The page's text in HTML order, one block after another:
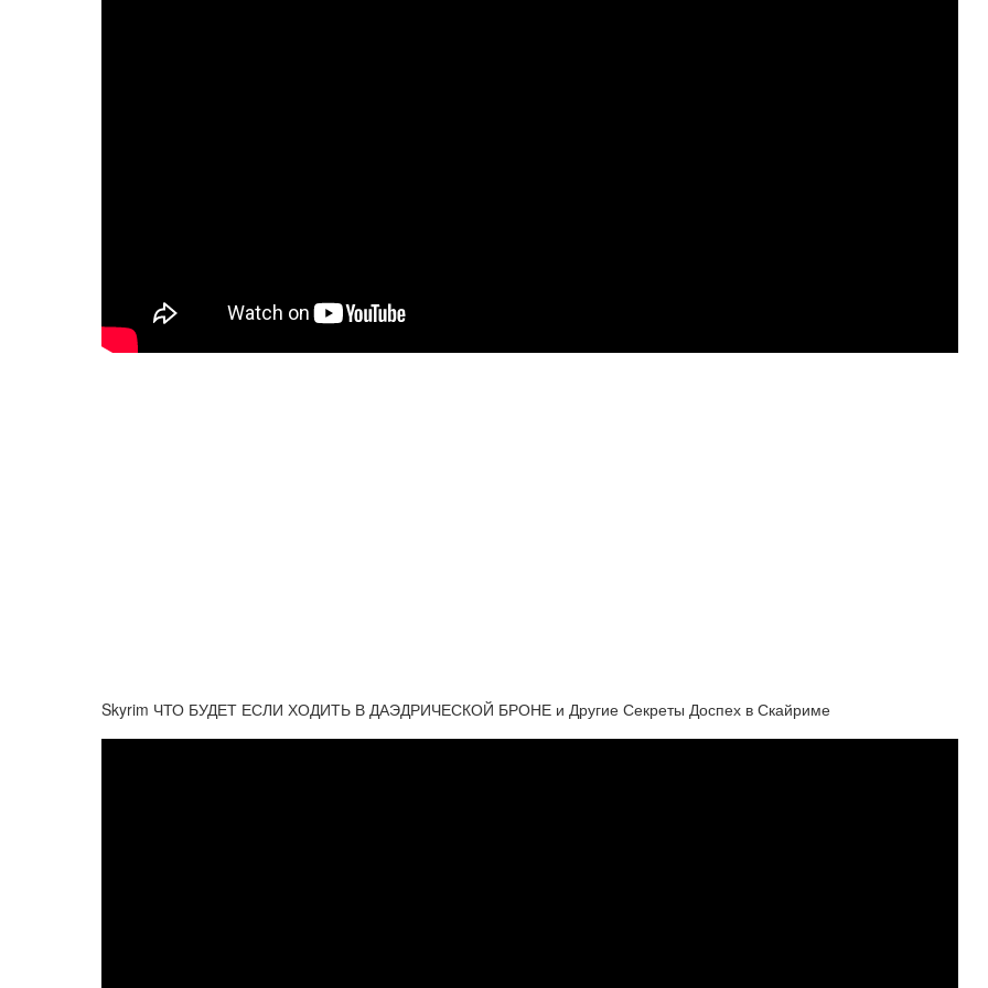
Skyrim ЧТО БУДЕТ ЕСЛИ ХОДИТЬ В ДАЭДРИЧЕСКОЙ БРОНЕ и Другие Секреты Доспех в Скайриме